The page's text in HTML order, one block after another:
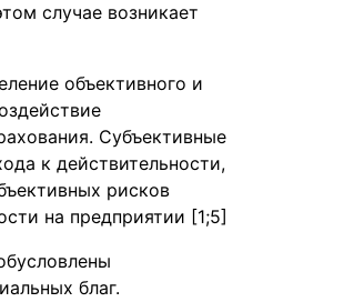
случае возникает
объективного и
Субъективные
к действительности,
рисков
на предприятии [1;5]
благ.